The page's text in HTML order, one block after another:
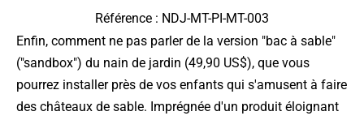
Référence : NDJ-MT-PI-MT-003
Enfin, comment ne pas parler de la version "bac à sable"
("sandbox") du nain de jardin (49,90 US$), que vous
pourrez installer près de vos enfants qui s'amusent à faire
des châteaux de sable. Imprégnée d'un produit éloignant